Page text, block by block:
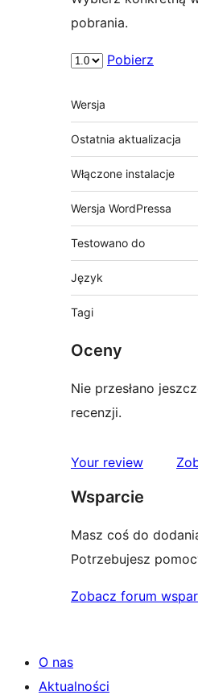
pobrania.
Pobierz
Meta
Wersja
Ostatnia aktualizacja
Włączone instalacje
Wersja WordPressa
Testowano do
Język
Tagi
Oceny
Nie przesłano
recenzji.
Your review
Wsparcie
Masz coś do
Potrzebujesz
Zobacz forum
O nas
Aktualności